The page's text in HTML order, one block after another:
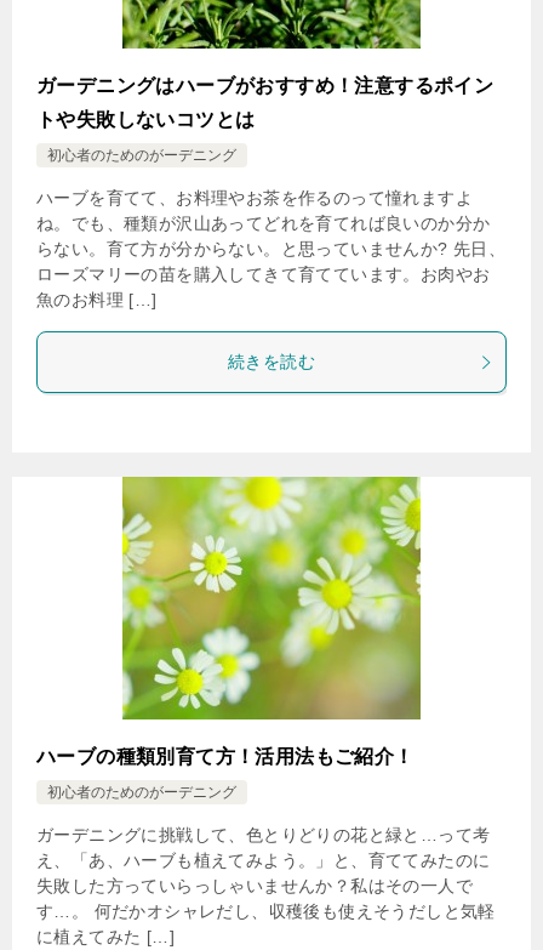
ガーデニングはハーブがおすすめ！注意するポイン
トや失敗しないコツとは
初心者のためのがーデニング
ハーブを育てて、お料理やお茶を作るのって憧れますよ
ね。でも、種類が沢山あってどれを育てれば良いのか分か
らない。育て方が分からない。と思っていませんか? 先日、
ローズマリーの苗を購入してきて育てています。お肉やお
魚のお料理 […]
続きを読む
ハーブの種類別育て方！活用法もご紹介！
初心者のためのがーデニング
ガーデニングに挑戦して、色とりどりの花と緑と…って考
え、「あ、ハーブも植えてみよう。」と、育ててみたのに
失敗した方っていらっしゃいませんか？私はその一人で
す…。 何だかオシャレだし、収穫後も使えそうだしと気軽
に植えてみた […]